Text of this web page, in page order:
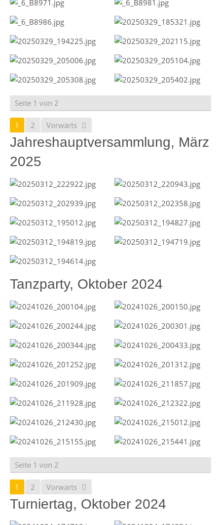
Seite 1 von 2
1 2 Vorwärts
Jahreshauptversammlung, März
2025
Tanzparty, Oktober 2024
Seite 1 von 2
1 2 Vorwärts
Turniertag, Oktober 2024